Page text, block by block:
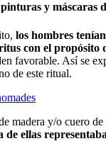
y máscaras
los hombres
con el propósito
favorable. Así se
de este ritual.
madera y/o cuero
de ellas